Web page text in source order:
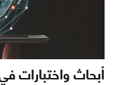
أبحاث واختبارات